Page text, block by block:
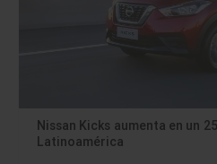
Nissan Kicks aumenta en un
Latinoamérica